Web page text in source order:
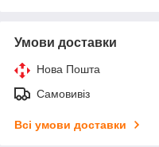
Умови доставки
Нова Пошта
Самовивіз
Всі умови доставки